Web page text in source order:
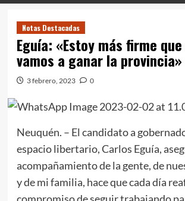
Notas Destacadas
Eguía: «Estoy más firme
vamos a ganar la provincia»
3 febrero, 2023 0
Neuquén. – El candidato a
espacio libertario, Carlos Eguía,
acompañamiento de la gente, de
y de mi familia, hace que cada día